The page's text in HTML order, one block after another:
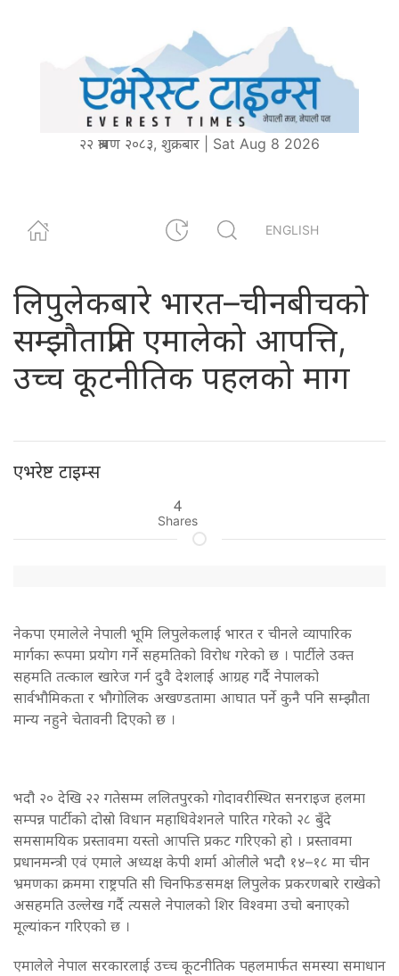
२२ श्रावण २०८३, शुक्रबार | Sat Aug 8 2026
ENGLISH
लिपुलेकबारे भारत–चीनबीचको
सम्झौताप्रति एमालेको आपत्ति,
उच्च कूटनीतिक पहलको माग
एभरेष्ट टाइम्स
4
Shares
नेकपा एमालेले नेपाली भूमि लिपुलेकलाई भारत र चीनले व्यापारिक
मार्गका रूपमा प्रयोग गर्ने सहमतिको विरोध गरेको छ । पार्टीले उक्त
सहमति तत्काल खारेज गर्न दुवै देशलाई आग्रह गर्दै नेपालको
सार्वभौमिकता र भौगोलिक अखण्डतामा आघात पर्ने कुनै पनि सम्झौता
मान्य नहुने चेतावनी दिएको छ ।
भदौ २० देखि २२ गतेसम्म ललितपुरको गोदावरीस्थित सनराइज हलमा
सम्पन्न पार्टीको दोस्रो विधान महाधिवेशनले पारित गरेको २८ बुँदे
समसामयिक प्रस्तावमा यस्तो आपत्ति प्रकट गरिएको हो । प्रस्तावमा
प्रधानमन्त्री एवं एमाले अध्यक्ष केपी शर्मा ओलीले भदौ १४–१८ मा चीन
भ्रमणका क्रममा राष्ट्रपति सी चिनफिङसमक्ष लिपुलेक प्रकरणबारे राखेको
असहमति उल्लेख गर्दै त्यसले नेपालको शिर विश्वमा उचो बनाएको
मूल्यांकन गरिएको छ ।
एमालेले नेपाल सरकारलाई उच्च कूटनीतिक पहलमार्फत समस्या समाधान